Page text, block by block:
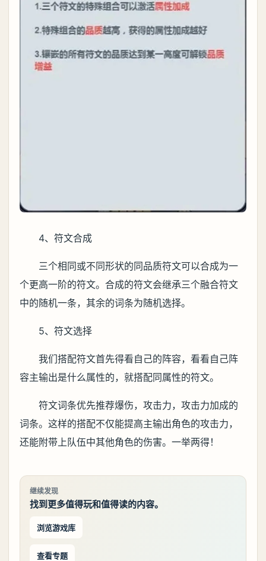
4、符文合成
三个相同或不同形状的同品质符文可以合成为一
个更高一阶的符文。合成的符文会继承三个融合符文
中的随机一条，其余的词条为随机选择。
5、符文选择
我们搭配符文首先得看自己的阵容，看看自己阵
容主输出是什么属性的，就搭配同属性的符文。
符文词条优先推荐爆伤，攻击力，攻击力加成的
词条。这样的搭配不仅能提高主输出角色的攻击力，
还能附带上队伍中其他角色的伤害。一举两得！
继续发现
找到更多值得玩和值得读的内容。
浏览游戏库
查看专题